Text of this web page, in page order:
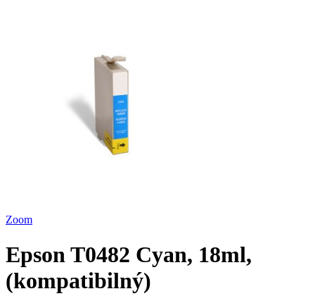
Zoom
Epson T0482 Cyan, 18ml,
(kompatibilný)